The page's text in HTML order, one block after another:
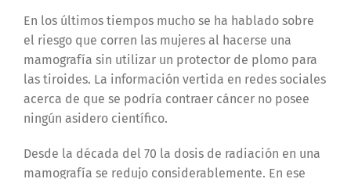
En los últimos tiempos mucho se ha hablado sobre
el riesgo que corren las mujeres al hacerse una
mamografía sin utilizar un protector de plomo para
las tiroides. La información vertida en redes sociales
acerca de que se podría contraer cáncer no posee
ningún asidero científico.
Desde la década del 70 la dosis de radiación en una
mamografía se redujo considerablemente. En ese